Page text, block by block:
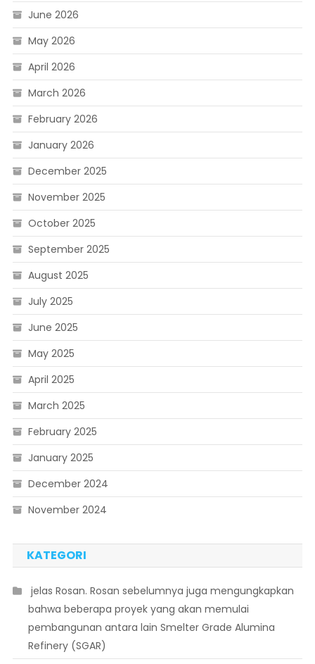
June 2026
May 2026
April 2026
March 2026
February 2026
January 2026
December 2025
November 2025
October 2025
September 2025
August 2025
July 2025
June 2025
May 2025
April 2025
March 2025
February 2025
January 2025
December 2024
November 2024
KATEGORI
 jelas Rosan. Rosan sebelumnya juga mengungkapkan
bahwa beberapa proyek yang akan memulai
pembangunan antara lain Smelter Grade Alumina
Refinery (SGAR)